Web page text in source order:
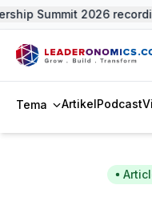
Summit 2026
Tema ArtikelPodcast